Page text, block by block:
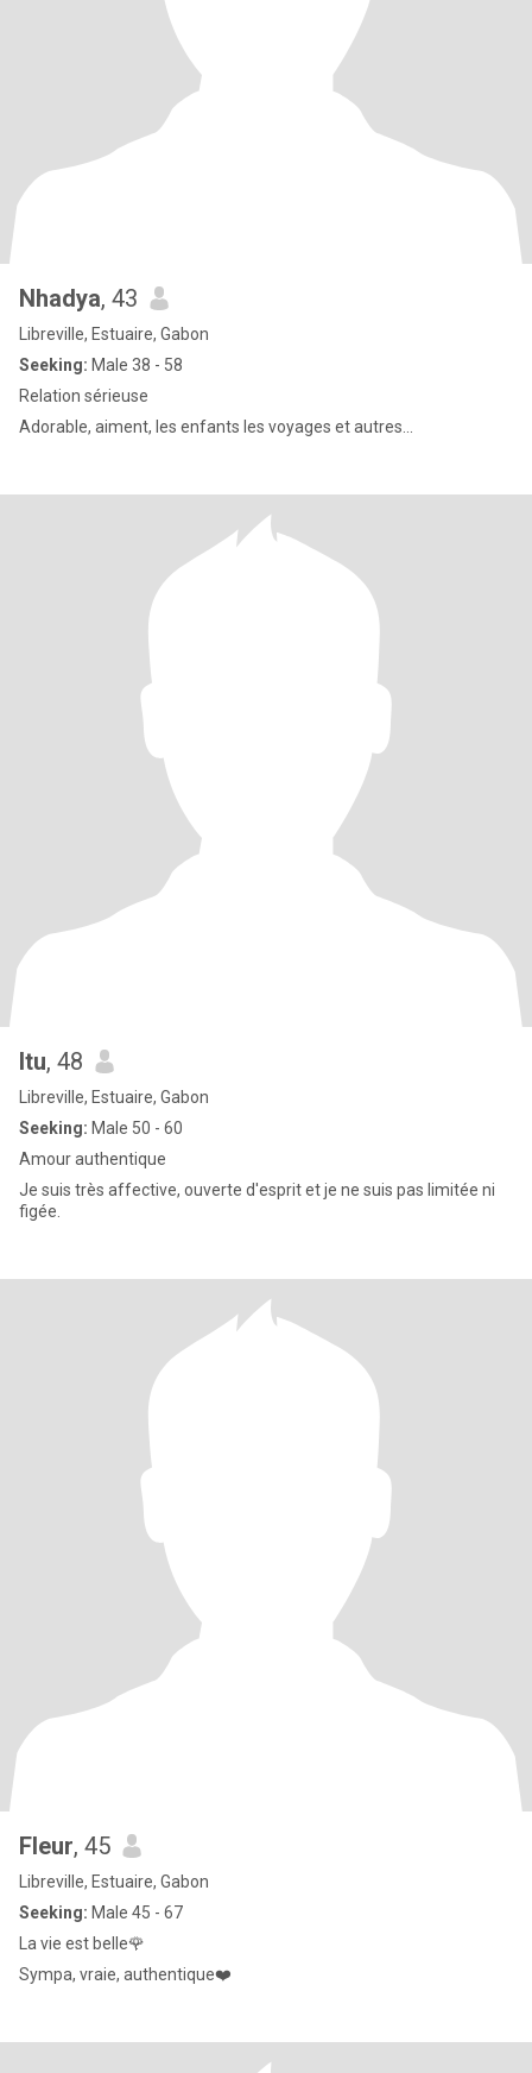
Nhadya, 43
Libreville, Estuaire, Gabon
Seeking: Male 38 - 58
Relation sérieuse
Adorable, aiment, les enfants les voyages et autres...
Itu, 48
Libreville, Estuaire, Gabon
Seeking: Male 50 - 60
Amour authentique
Je suis très affective, ouverte d'esprit et je ne suis pas limitée ni
figée.
Fleur, 45
Libreville, Estuaire, Gabon
Seeking: Male 45 - 67
La vie est belle🌹
Sympa, vraie, authentique❤️